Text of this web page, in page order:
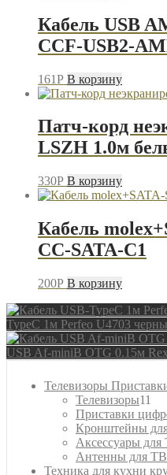
черныйКабель USB
CCF-USB2-
161P В корзину
Патч-корд
LSZH 1.0м
330P В корзину
Кабель
CC-SATA-C1
200P В корзину
TypeC 1м Perfeo U4703
USB Af-miniB OTG 0.15м
Телевизоры
Телевизоры11
Приставки
Кронштейны
Аксессуары для
Антенны для ТВ
Техника для кухни